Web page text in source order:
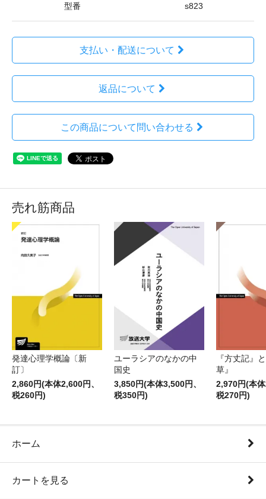
型番 s823
支払い・配送について
返品について
この商品について問い合わせる
売れ筋商品
発達心理学概論〔新
訂〕
2,860円(本体2,600円、
税260円)
ユーラシアのなかの中
国史
3,850円(本体3,500円、
税350円)
『方丈記』
草』
2,970円(本
税270円)
ホーム
カートを見る